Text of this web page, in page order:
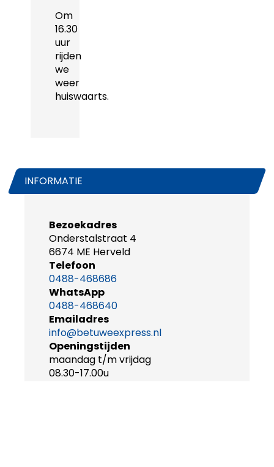
Om
16.30
uur
rijden
we
weer
huiswaarts.
INFORMATIE
Bezoekadres
Onderstalstraat 4
6674 ME Herveld
Telefoon
0488-468686
WhatsApp
0488-468640
Emailadres
info@betuweexpress.nl
Openingstijden
maandag t/m vrijdag
08.30-17.00u